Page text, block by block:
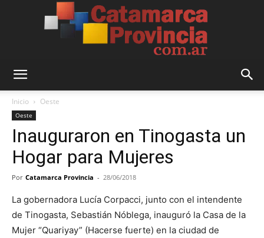
Provincia
Inicio Oeste
Oeste
Inauguraron en Tinogasta un
Hogar para Mujeres
Por Catamarca Provincia - 28/06/2018
La gobernadora Lucía Corpacci, junto con el intendente
de Tinogasta, Sebastián Nóblega, inauguró la Casa de la
Mujer “Quariyay” (Hacerse fuerte) en la ciudad de